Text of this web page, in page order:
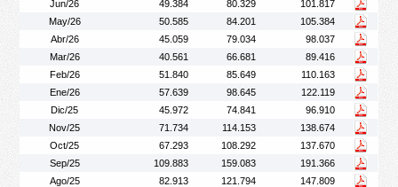
Jun/26 49.384 80.329
101.817
May/26
50.585 84.201
105.384
Abr/26
45.059 79.034
98.037
Mar/26
40.561 66.681
89.416
Feb/26
51.840 85.649
110.163
Ene/26
57.639 98.645
122.119
Dic/25
45.972 74.841
96.910
Nov/25
71.734 114.153
138.674
Oct/25
67.293 108.292
137.670
Sep/25
109.883 159.083
191.366
Ago/25
82.913 121.794
147.809